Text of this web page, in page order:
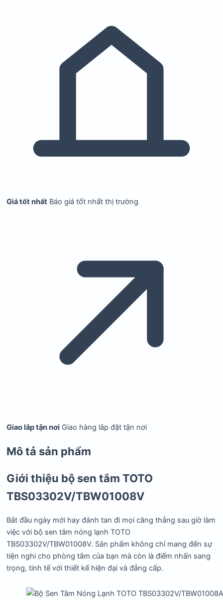
Giá tốt nhất Báo giá tốt nhất thị trường
Giao lắp tận nơi Giao hàng lắp đặt tận nơi
Mô tả sản phẩm
Giới thiệu bộ sen tắm TOTO
TBS03302V/TBW01008V
Bắt đầu ngày mới hay đánh tan đi mọi căng thẳng sau giờ làm
việc với bộ sen tắm nóng lạnh TOTO
TBS03302V/TBW01008V. Sản phẩm không chỉ mang đến sự
tiện nghi cho phòng tắm của bạn mà còn là điểm nhấn sang
trọng, tinh tế với thiết kế hiện đại và đẳng cấp.